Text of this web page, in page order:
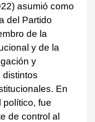
asumió como
del Partido
de la
y de la
y
En
político, fue
de control al